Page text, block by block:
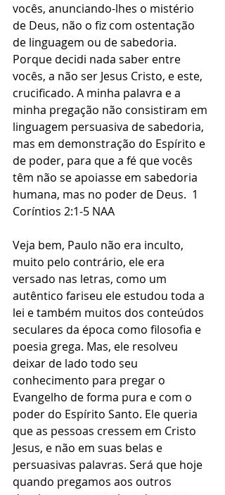
vocês, anunciando-lhes o mistério
de Deus, não o fiz com ostentação
de linguagem ou de sabedoria.
Porque decidi nada saber entre
vocês, a não ser Jesus Cristo, e este,
crucificado. A minha palavra e a
minha pregação não consistiram em
linguagem persuasiva de sabedoria,
mas em demonstração do Espírito e
de poder, para que a fé que vocês
têm não se apoiasse em sabedoria
humana, mas no poder de Deus.  ‭‭1
Coríntios 2:1-5 NAA‬‬
Veja bem, Paulo não era inculto,
muito pelo contrário, ele era
versado nas letras, como um
autêntico fariseu ele estudou toda a
lei e também muitos dos conteúdos
seculares da época como filosofia e
poesia grega. Mas, ele resolveu
deixar de lado todo seu
conhecimento para pregar o
Evangelho de forma pura e com o
poder do Espírito Santo. Ele queria
que as pessoas cressem em Cristo
Jesus, e não em suas belas e
persuasivas palavras. Será que hoje
quando pregamos aos outros